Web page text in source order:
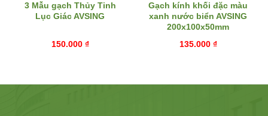
3 Mẫu gạch Thủy Tinh
Lục Giác AVSING
150.000 ₫
Gạch kính khối đặc màu
xanh nước biển AVSING
200x100x50mm
135.000 ₫